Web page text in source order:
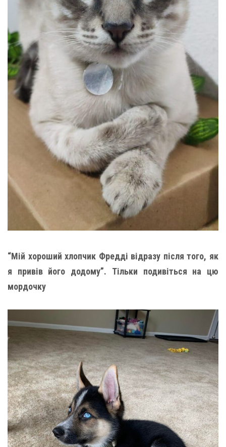
“Мій хороший хлопчик Фредді відразу після того, як
я привів його додому”. Тільки подивіться на цю
мордочку